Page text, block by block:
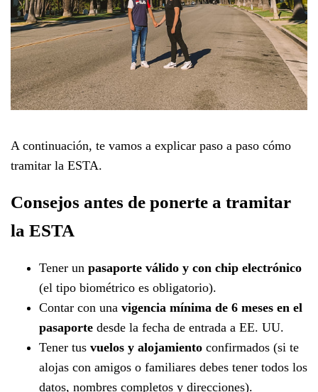
A continuación, te vamos a explicar paso a paso cómo
tramitar la ESTA.
Consejos antes de ponerte a tramitar
la ESTA
Tener un pasaporte válido y con chip electrónico
(el tipo biométrico es obligatorio).
Contar con una vigencia mínima de 6 meses en el
pasaporte desde la fecha de entrada a EE. UU.
Tener tus vuelos y alojamiento confirmados (si te
alojas con amigos o familiares debes tener todos los
datos, nombres completos y direcciones).